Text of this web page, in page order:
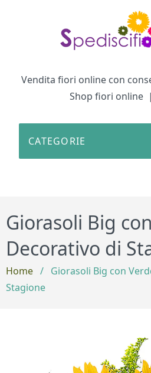
Vendita fiori online con
Shop fiori online |
CATEGORIE
Giorasoli Big
Decorativo di
Home / Giorasoli Big con
Stagione